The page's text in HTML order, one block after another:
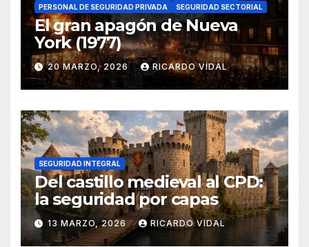
PERSONAL DE SEGURIDAD PRIVADA
SEGURIDAD SECTORIAL
El gran apagón de Nueva
York (1977)
20 MARZO, 2026 RICARDO VIDAL
SEGURIDAD INTEGRAL
Del castillo medieval al CPD:
la seguridad por capas
13 MARZO, 2026 RICARDO VIDAL